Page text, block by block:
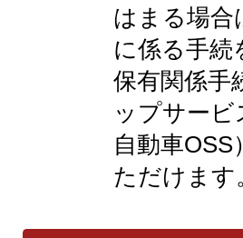
はまる場合
に係る手続
保有関係手
ップサービ
自動車OSS
ただけます